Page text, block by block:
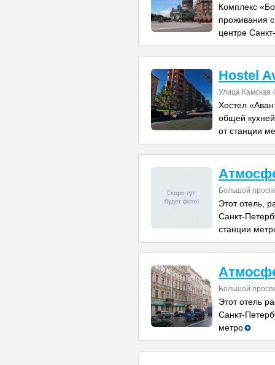
Комплекс
проживания
центре
Hostel
Улица Камская
Хостел
общей
от станции
Большой
Этот отель,
Санкт-
станции
Большой
Этот отель
Санкт-
метро